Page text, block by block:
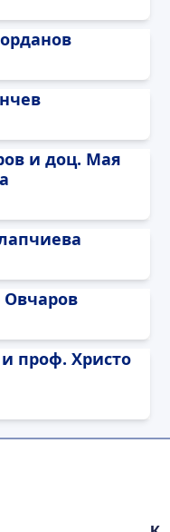
и доц. Мая
проф. Христо